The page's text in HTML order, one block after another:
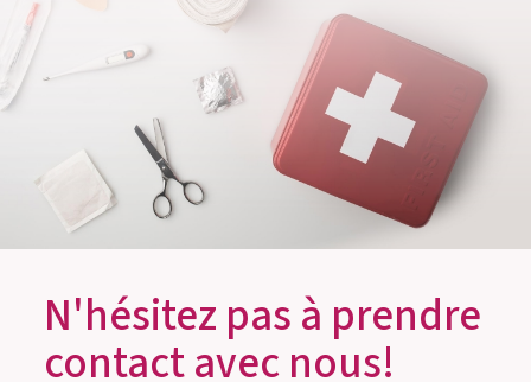
N'hésitez pas à prendre
contact avec nous!